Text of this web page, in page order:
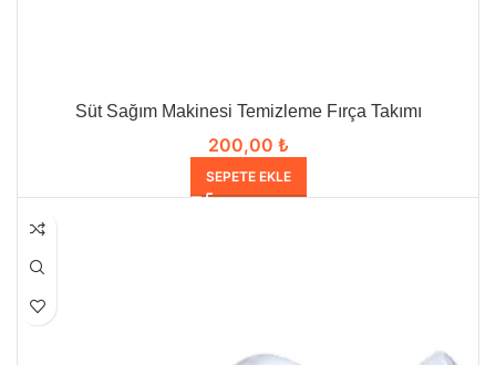
Süt Sağım Makinesi Temizleme Fırça Takımı
200,00 ₺
SEPETE EKLE